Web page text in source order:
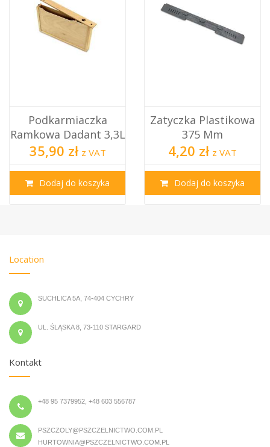
Podkarmiaczka
Ramkowa Dadant 3,3L
35,90 zł z VAT
Dodaj do koszyka
Zatyczka Plastikowa
375 Mm
4,20 zł z VAT
Dodaj do koszyka
Location
SUCHLICA 5A, 74-404 CYCHRY
UL. ŚLĄSKA 8, 73-110 STARGARD
Kontakt
+48 95 7379952, +48 603 556787
PSZCZOLY@PSZCZELNICTWO.COM.PL
HURTOWNIA@PSZCZELNICTWO.COM.PL